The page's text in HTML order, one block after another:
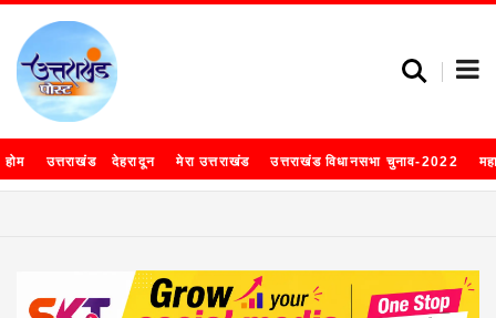
होम उत्तराखंड देहरादून मेरा उत्तराखंड उत्तराखंड विधानसभा चुनाव-2022